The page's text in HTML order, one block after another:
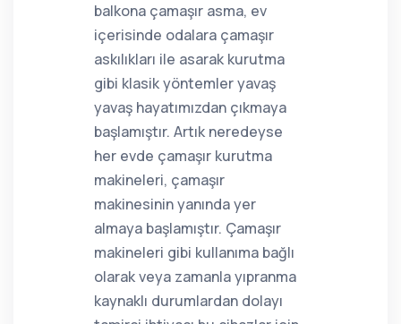
balkona çamaşır asma, ev
içerisinde odalara çamaşır
askılıkları ile asarak kurutma
gibi klasik yöntemler yavaş
yavaş hayatımızdan çıkmaya
başlamıştır. Artık neredeyse
her evde çamaşır kurutma
makineleri, çamaşır
makinesinin yanında yer
almaya başlamıştır. Çamaşır
makineleri gibi kullanıma bağlı
olarak veya zamanla yıpranma
kaynaklı durumlardan dolayı